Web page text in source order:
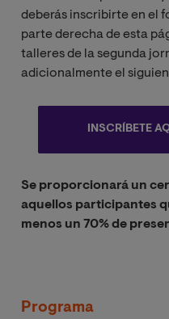
deberás inscribirte en el
parte derecha de esta
talleres de la segunda
adicionalmente el
INSCRÍBETE
Se proporcionará un
aquellos participantes
menos un 70% de
Programa